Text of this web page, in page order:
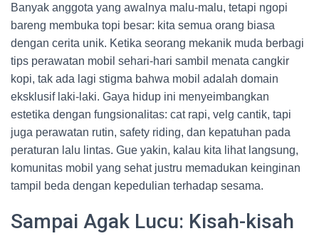
Banyak anggota yang awalnya malu-malu, tetapi ngopi
bareng membuka topi besar: kita semua orang biasa
dengan cerita unik. Ketika seorang mekanik muda berbagi
tips perawatan mobil sehari-hari sambil menata cangkir
kopi, tak ada lagi stigma bahwa mobil adalah domain
eksklusif laki-laki. Gaya hidup ini menyeimbangkan
estetika dengan fungsionalitas: cat rapi, velg cantik, tapi
juga perawatan rutin, safety riding, dan kepatuhan pada
peraturan lalu lintas. Gue yakin, kalau kita lihat langsung,
komunitas mobil yang sehat justru memadukan keinginan
tampil beda dengan kepedulian terhadap sesama.
Sampai Agak Lucu: Kisah-kisah